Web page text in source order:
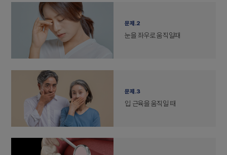
문제.2
눈을 좌우로 움직일때
문제.3
입 근육을 움직일 때